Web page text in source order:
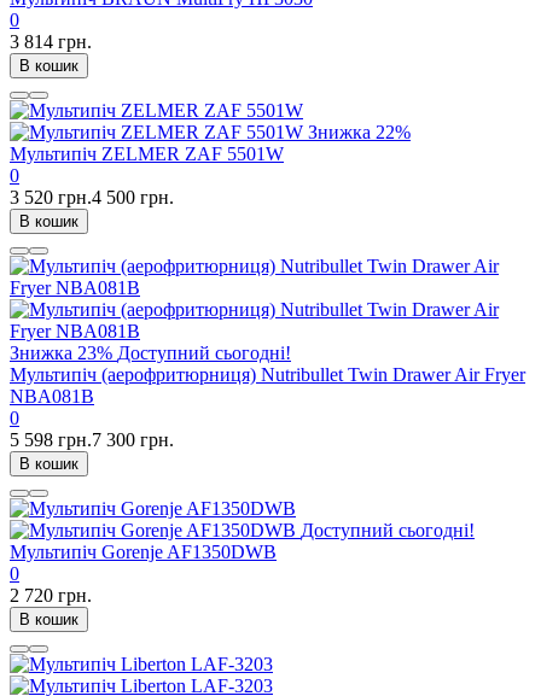
0
3 814 грн.
В кошик
Знижка 22%
Мультипіч ZELMER ZAF 5501W
0
3 520 грн.4 500 грн.
В кошик
Знижка 23% Доступний сьогодні!
Мультипіч (аерофритюрниця) Nutribullet Twin Drawer Air Fryer
NBA081B
0
5 598 грн.7 300 грн.
В кошик
Доступний сьогодні!
Мультипіч Gorenje AF1350DWB
0
2 720 грн.
В кошик